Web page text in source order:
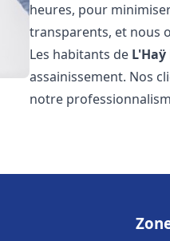
heures, pour
transparents, et nous
Les habitants de L'Haÿ
assainissement. Nos
notre